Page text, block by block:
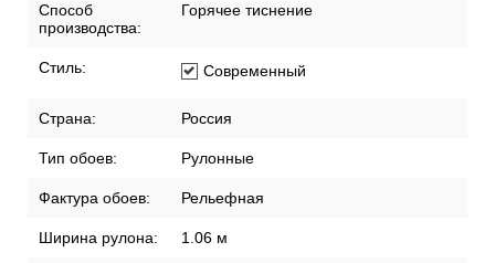
Способ
производства:
Горячее тиснение
Стиль: Современный
Страна: Россия
Тип обоев: Рулонные
Фактура обоев: Рельефная
Ширина рулона: 1.06 м